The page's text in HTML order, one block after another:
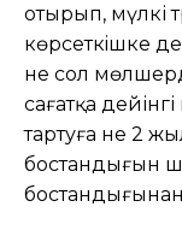
отырып, мүлкі
көрсеткiшке
не сол
сағатқа
тартуға не 2
бостандығын